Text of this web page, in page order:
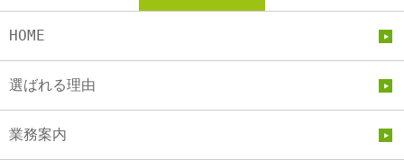
HOME
選ばれる理由
業務案内